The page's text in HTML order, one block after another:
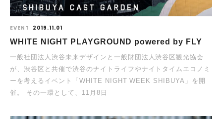
EVENT 2019.11.01
WHITE NIGHT PLAYGROUND powered by FLY
一般社団法人渋谷未来デザインと一般財団法人渋谷区観光協会
が、渋谷区と共催で渋谷のナイトライフやナイトタイムエコノミ
ーを考えるイベント「WHITE NIGHT WEEK SHIBUYA」を開
催。 その一環として、11月8日